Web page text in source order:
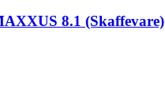
8.1 (Skaffevare)